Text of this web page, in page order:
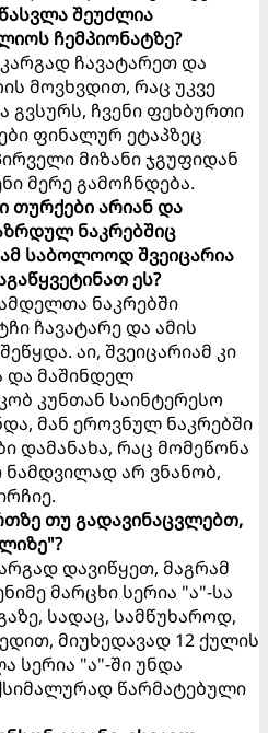
შეუძლია
ჩემპიონატზე?
კარგად ჩავატარეთ და
მოვხვდით, რაც უკვე
გვსურს, ჩვენი ფეხბურთი
ფინალურ ეტაპზეც
მიზანი ჯგუფიდან
მერე გამოჩნდება.
თურქები არიან და
ნაკრებშიც
საბოლოოდ შვეიცარია
ეს?
ნაკრებში
ჩავატარე და ამის
აი, შვეიცარიამ კი
და მაშინდელ
კუნთან საინტერესო
მან ეროვნულ ნაკრებში
დამანახა, რაც მომეწონა
არ ვნანობ,
თუ გადავინაცვლებთ,
დავიწყეთ, მაგრამ
მარცხი სერია "ა"-სა
სადაც, სამწუხაროდ,
მიუხედავად 12 ქულის
სერია "ა"-ში უნდა
წარმატებული